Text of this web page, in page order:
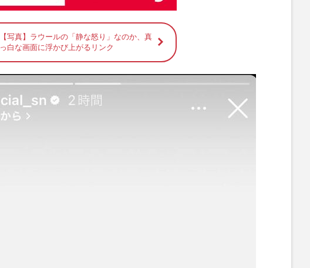
e
【写真】ラウールの「静な怒り」なのか、真
っ白な画面に浮かび上がるリンク